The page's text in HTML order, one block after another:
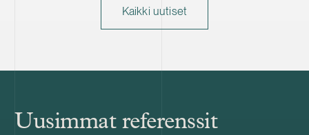
Kaikki uutiset
Uusimmat referenssit